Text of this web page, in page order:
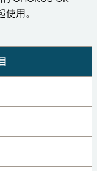
產品
口網站
Cloud
用。